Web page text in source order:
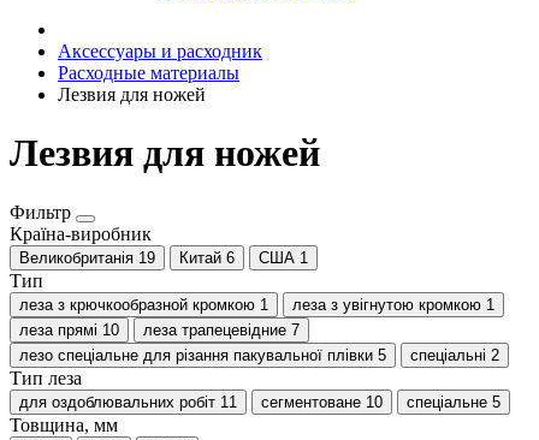
Аксессуары и расходник
Расходные материалы
Лезвия для ножей
Лезвия для ножей
Фильтр
Країна-виробник
Великобританія 19 Китай 6 США 1
Тип
леза з крючкообразной кромкою 1 леза з увігнутою кромкою 1
леза прямі 10 леза трапецевідние 7
лезо спеціальне для різання пакувальної плівки 5 спеціальні 2
Тип леза
для оздоблювальних робіт 11 сегментоване 10 спеціальне 5
Товщина, мм